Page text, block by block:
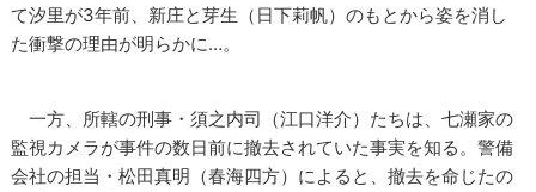
て汐里が3年前、新庄と芽生（日下莉帆）のもとから姿を消し
た衝撃の理由が明らかに…。
一方、所轄の刑事・須之内司（江口洋介）たちは、七瀬家の
監視カメラが事件の数日前に撤去されていた事実を知る。警備
会社の担当・松田真明（春海四方）によると、撤去を命じたの